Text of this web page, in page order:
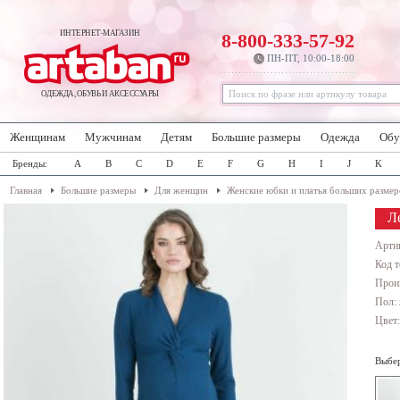
ИНТЕРНЕТ-МАГАЗИН
ОДЕЖДА, ОБУВЬ И АКСЕССУАРЫ
8-800-333-57-92
ПН-ПТ, 10:00-18:00
Женщинам Мужчинам Детям Большие размеры Одежда
Бренды: A B C D E F G H I J K
Главная Большие размеры Для женщин Женские юбки и платья больших
Код
Пол: